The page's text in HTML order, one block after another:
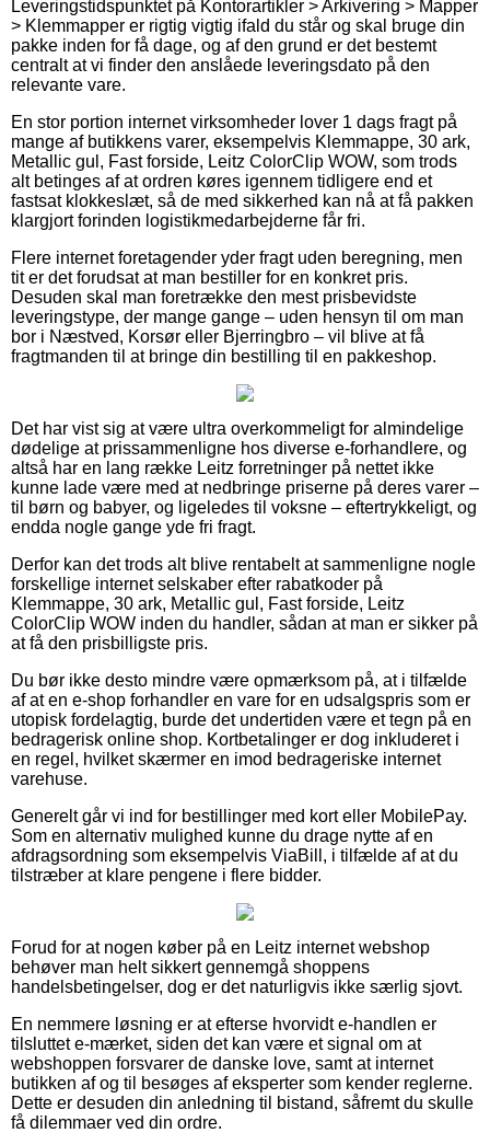
Leveringstidspunktet på Kontorartikler > Arkivering > Mapper
> Klemmapper er rigtig vigtig ifald du står og skal bruge din
pakke inden for få dage, og af den grund er det bestemt
centralt at vi finder den anslåede leveringsdato på den
relevante vare.
En stor portion internet virksomheder lover 1 dags fragt på
mange af butikkens varer, eksempelvis Klemmappe, 30 ark,
Metallic gul, Fast forside, Leitz ColorClip WOW, som trods
alt betinges af at ordren køres igennem tidligere end et
fastsat klokkeslæt, så de med sikkerhed kan nå at få pakken
klargjort forinden logistikmedarbejderne får fri.
Flere internet foretagender yder fragt uden beregning, men
tit er det forudsat at man bestiller for en konkret pris.
Desuden skal man foretrække den mest prisbevidste
leveringstype, der mange gange – uden hensyn til om man
bor i Næstved, Korsør eller Bjerringbro – vil blive at få
fragtmanden til at bringe din bestilling til en pakkeshop.
Det har vist sig at være ultra overkommeligt for almindelige
dødelige at prissammenligne hos diverse e-forhandlere, og
altså har en lang række Leitz forretninger på nettet ikke
kunne lade være med at nedbringe priserne på deres varer –
til børn og babyer, og ligeledes til voksne – eftertrykkeligt, og
endda nogle gange yde fri fragt.
Derfor kan det trods alt blive rentabelt at sammenligne nogle
forskellige internet selskaber efter rabatkoder på
Klemmappe, 30 ark, Metallic gul, Fast forside, Leitz
ColorClip WOW inden du handler, sådan at man er sikker på
at få den prisbilligste pris.
Du bør ikke desto mindre være opmærksom på, at i tilfælde
af at en e-shop forhandler en vare for en udsalgspris som er
utopisk fordelagtig, burde det undertiden være et tegn på en
bedragerisk online shop. Kortbetalinger er dog inkluderet i
en regel, hvilket skærmer en imod bedrageriske internet
varehuse.
Generelt går vi ind for bestillinger med kort eller MobilePay.
Som en alternativ mulighed kunne du drage nytte af en
afdragsordning som eksempelvis ViaBill, i tilfælde af at du
tilstræber at klare pengene i flere bidder.
Forud for at nogen køber på en Leitz internet webshop
behøver man helt sikkert gennemgå shoppens
handelsbetingelser, dog er det naturligvis ikke særlig sjovt.
En nemmere løsning er at efterse hvorvidt e-handlen er
tilsluttet e-mærket, siden det kan være et signal om at
webshoppen forsvarer de danske love, samt at internet
butikken af og til besøges af eksperter som kender reglerne.
Dette er desuden din anledning til bistand, såfremt du skulle
få dilemmaer ved din ordre.